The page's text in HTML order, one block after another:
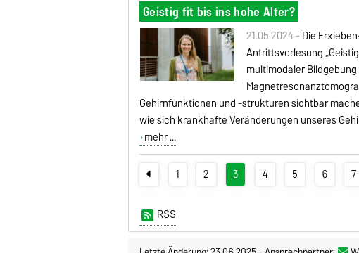
Geistig fit bis ins hohe Alter?
21.05.2024 -Die
Antrittsvorlesung
multimodaler
Gehirnfunktionen und -strukturen sichtbar
wie sich krankhafte Veränderungen unseres
mehr ...
1 2 3 4 5 6 7
RSS